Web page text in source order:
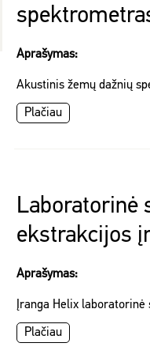
Aprašymas:
Akustinis žemų dažnių
Plačiau
Laboratorinė
ekstrakcijos
Aprašymas:
Įranga Helix
Plačiau